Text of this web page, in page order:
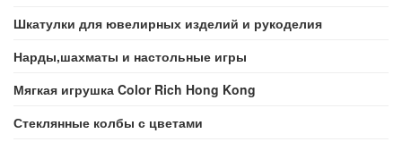
Шкатулки для ювелирных изделий и рукоделия
Нарды,шахматы и настольные игры
Мягкая игрушка Color Rich Hong Kong
Стеклянные колбы с цветами